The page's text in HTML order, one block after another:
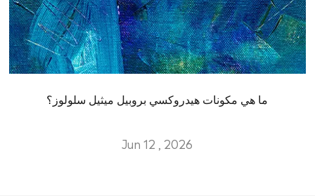
ما هي مكونات هيدروكسي بروبيل ميثيل سلولوز؟
Jun 12 , 2026